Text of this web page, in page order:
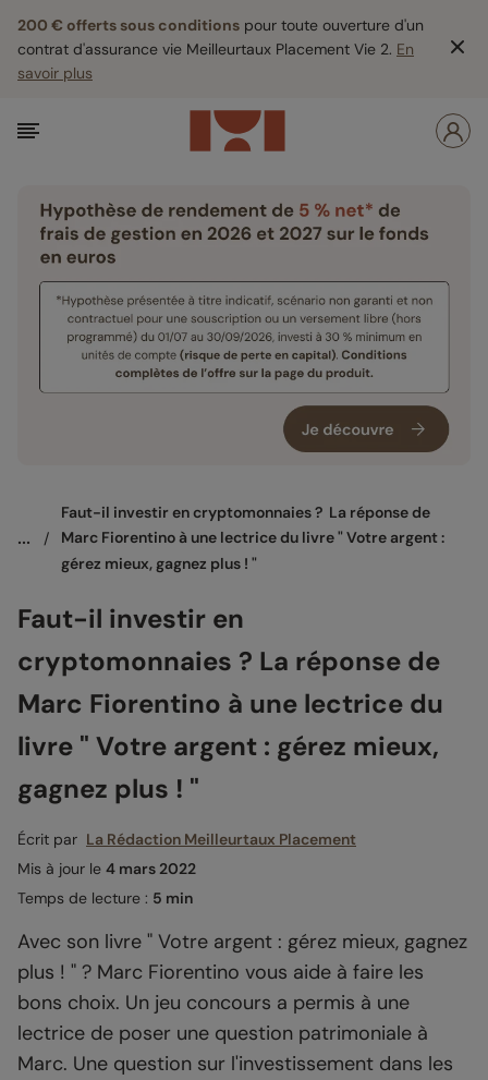
200 € offerts sous conditions pour toute ouverture d'un
contrat d'assurance vie Meilleurtaux Placement Vie 2. En
savoir plus
... /
Faut-il investir en cryptomonnaies ?  La réponse de
Marc Fiorentino à une lectrice du livre " Votre argent :
gérez mieux, gagnez plus ! "
Faut-il investir en
cryptomonnaies ? La réponse de
Marc Fiorentino à une lectrice du
livre " Votre argent : gérez mieux,
gagnez plus ! "
Écrit par La Rédaction Meilleurtaux Placement
Mis à jour le 4 mars 2022
Temps de lecture : 5 min
Avec son livre " Votre argent : gérez mieux, gagnez
plus ! " ? Marc Fiorentino vous aide à faire les
bons choix. Un jeu concours a permis à une
lectrice de poser une question patrimoniale à
Marc. Une question sur l'investissement dans les